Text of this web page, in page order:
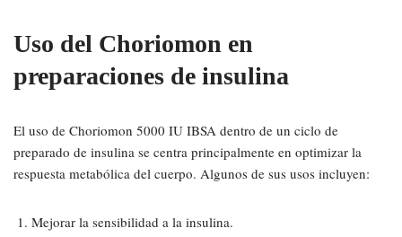
Uso del Choriomon en
preparaciones de insulina
El uso de Choriomon 5000 IU IBSA dentro de un ciclo de
preparado de insulina se centra principalmente en optimizar la
respuesta metabólica del cuerpo. Algunos de sus usos incluyen:
Mejorar la sensibilidad a la insulina.